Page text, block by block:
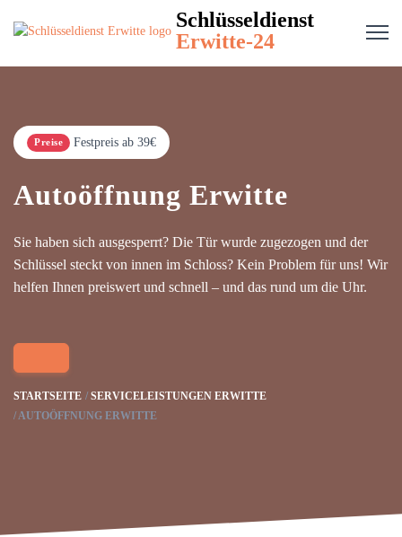
Schlüsseldienst
Erwitte-24
Preise Festpreis ab 39€
Autoöffnung Erwitte
Sie haben sich ausgesperrt? Die Tür wurde zugezogen und der
Schlüssel steckt von innen im Schloss? Kein Problem für uns! Wir
helfen Ihnen preiswert und schnell – und das rund um die Uhr.
STARTSEITE
SERVICELEISTUNGEN ERWITTE
AUTOÖFFNUNG ERWITTE